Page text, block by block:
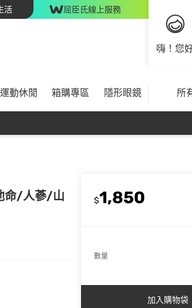
活 屈臣氏線上服務
嗨！您
運動休閒 箱購專區 隱形眼鏡 所
命/人蔘/山
$1,850
數量
加入購物袋